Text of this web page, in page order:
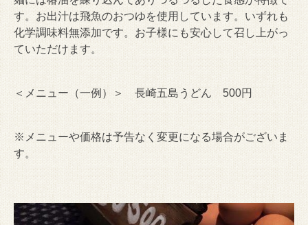
す。お出汁は飛魚のおつゆを使用しています。いずれも
化学調味料無添加です。お子様にも安心して召し上がっ
ていただけます。
＜メニュー（一例）＞ 長崎五島うどん 500円
※メニューや価格は予告なく変更になる場合がございま
す。